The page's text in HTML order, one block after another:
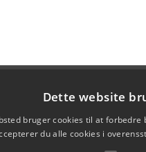
Dette website
bruger cookies til at
du alle cookies i